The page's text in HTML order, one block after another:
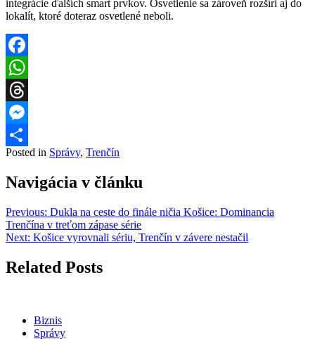
integrácie ďalších smart prvkov. Osvetlenie sa zároveň rozšíri aj do
lokalít, ktoré doteraz osvetlené neboli.
Facebook
WhatsApp
Threads
Messenger
Share
Posted in Správy, Trenčín
Navigácia v článku
Previous: Dukla na ceste do finále ničia Košice: Dominancia
Trenčína v treťom zápase série
Next: Košice vyrovnali sériu, Trenčín v závere nestačil
Related Posts
Biznis
Správy